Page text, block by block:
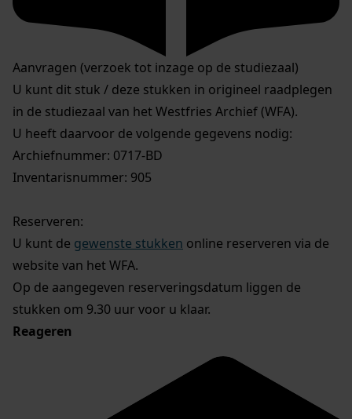
Aanvragen (verzoek tot inzage op de studiezaal)
U kunt dit stuk / deze stukken in origineel raadplegen
in de studiezaal van het Westfries Archief (WFA).
U heeft daarvoor de volgende gegevens nodig:
Archiefnummer: 0717-BD
Inventarisnummer: 905
Reserveren:
U kunt de gewenste stukken online reserveren via de
website van het WFA.
Op de aangegeven reserveringsdatum liggen de
stukken om 9.30 uur voor u klaar.
Reageren